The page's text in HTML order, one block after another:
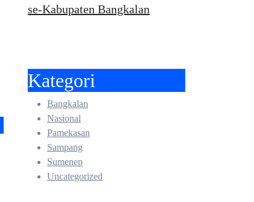
se-Kabupaten Bangkalan
Kategori
Bangkalan
Nasional
Pamekasan
Sampang
Sumenep
Uncategorized